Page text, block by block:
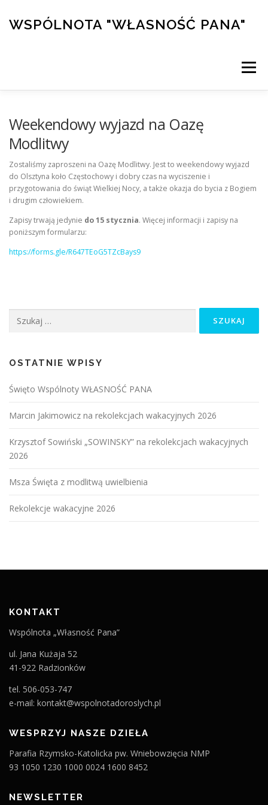
treściWSPÓLNOTA "WŁASNOŚĆ PANA"
Menu
SKLEP/WSPARCIE
Weekendowy wyjazd na Oazę
Modlitwy
Zostaliśmy zaproszeni na Oazę Modlitwy. Jest to weekendowy wyjazd
do Olsztyna koło Częstochowy i dobry czas na wyciszenie i
przygotowania do świąt Wielkiej Nocy, a także okazja do bycia z Bogiem
i drugim człowiekiem.
Zapisy trwają jedynie do 15 stycznia. Więcej informacji i zapisy na
poniższym formularzu:
https://forms.gle/R647TEoG5TZcBays9
OSTATNIE WPISY
Święto Wspólnoty WŁASNOŚĆ PANA
Marcin Jakimowicz na rekolekcjach wakacyjnych 2026
Krzysztof Sowiński „SOWINSKY” na rekolekcjach wakacyjnych
2026
Msza Święta z modlitwą uwielbienia
Rekolekcje wakacyjne 2026
KONTAKT
Wspólnota „Własność Pana”
ul. Jana Kużaja 52
41-922 Radzionków
tel. 506-053-747
e-mail: kontakt@wspolnotadoroslych.pl
WESPRZYJ NASZE DZIEŁA
Parafia Rzymsko-Katolicka pw. Wniebowzięcia NMP
93 1050 1230 1000 0024 1600 8452
NEWSLETTER